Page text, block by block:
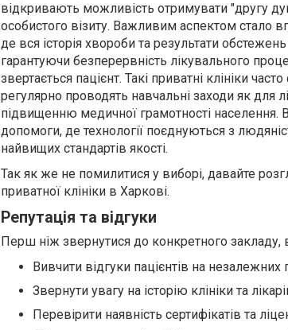
відкривають можливість отримувати "другу
особистого візиту. Важливим аспектом стало
де вся історія хвороби та результати
гарантуючи безперервність лікувального
звертається пацієнт. Такі приватні клініки
регулярно проводять навчальні заходи як для
підвищенню медичної грамотності
допомоги, де технології поєднуються з
найвищих стандартів якості.
Так як же не помилитися у виборі, давайте
приватної клініки в Харкові.
Репутація та відгуки
Перш ніж звернутися до конкретного закладу,
Вивчити відгуки пацієнтів на
Звернути увагу на історію клініки та
Перевірити наявність сертифікатів та